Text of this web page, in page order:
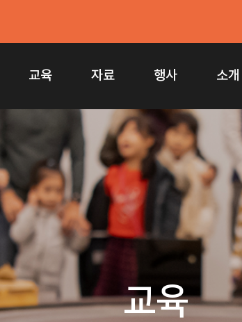
교육 자료 행사 소개
교육